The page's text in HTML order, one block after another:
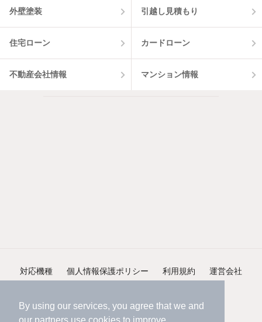
By using our services, you agree that we and
外壁塗装 引越し見積もり
住宅ローン カードローン
不動産会社情報 マンション情報
対応機種 個人情報保護ポリシー 利用規約 運営会社